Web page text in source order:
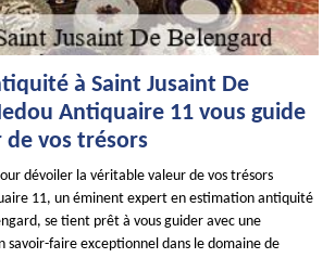
à Saint Jusaint De
Antiquaire 11 vous guide
de vos trésors
dévoiler la véritable valeur de vos trésors
11, un éminent expert en estimation antiquité
se tient prêt à vous guider avec une
savoir-faire exceptionnel dans le domaine de